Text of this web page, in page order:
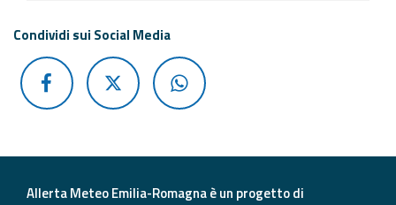
Condividi sui Social Media
Allerta Meteo Emilia-Romagna è un progetto di